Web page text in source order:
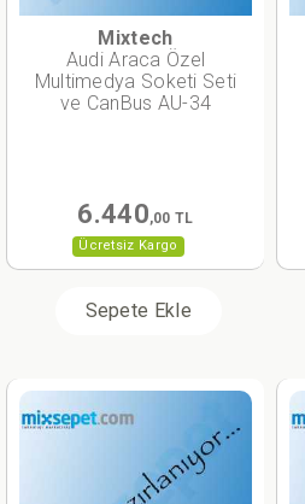
Ücretsiz Kargo
Mixtech
Audi Araca Özel
Multimedya Soketi Seti
ve CanBus AU-34
6.440,00 TL
Sepete Ekle